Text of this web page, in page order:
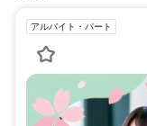
アルバイト・パート